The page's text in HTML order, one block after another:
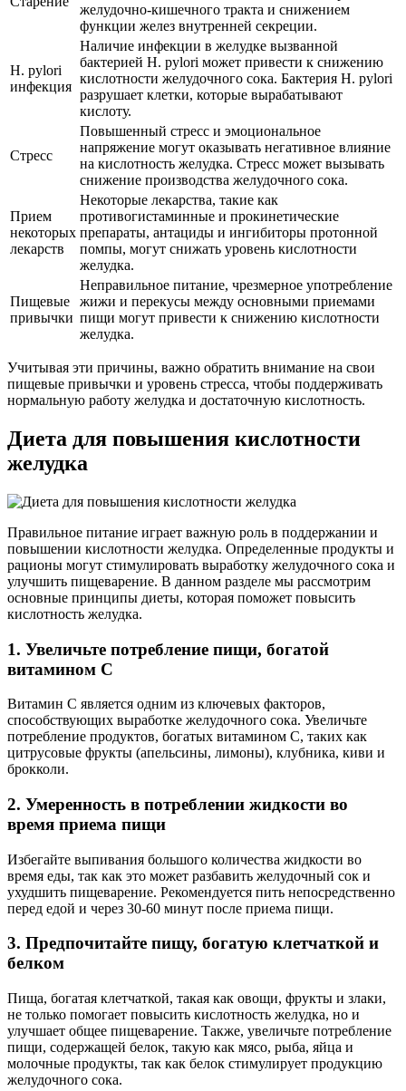
желудочно-кишечного тракта и снижением
функции желез внутренней секреции.
H. pylori
инфекция
Наличие инфекции в желудке вызванной
бактерией H. pylori может привести к снижению
кислотности желудочного сока. Бактерия H. pylori
разрушает клетки, которые вырабатывают
кислоту.
Стресс
Повышенный стресс и эмоциональное
напряжение могут оказывать негативное влияние
на кислотность желудка. Стресс может вызывать
снижение производства желудочного сока.
Прием
некоторых
лекарств
Некоторые лекарства, такие как
противогистаминные и прокинетические
препараты, антациды и ингибиторы протонной
помпы, могут снижать уровень кислотности
желудка.
Пищевые
привычки
Неправильное питание, чрезмерное употребление
жижи и перекусы между основными приемами
пищи могут привести к снижению кислотности
желудка.
Учитывая эти причины, важно обратить внимание на свои
пищевые привычки и уровень стресса, чтобы поддерживать
нормальную работу желудка и достаточную кислотность.
Диета для повышения кислотности
желудка
Правильное питание играет важную роль в поддержании и
повышении кислотности желудка. Определенные продукты и
рационы могут стимулировать выработку желудочного сока и
улучшить пищеварение. В данном разделе мы рассмотрим
основные принципы диеты, которая поможет повысить
кислотность желудка.
1. Увеличьте потребление пищи, богатой
витамином C
Витамин C является одним из ключевых факторов,
способствующих выработке желудочного сока. Увеличьте
потребление продуктов, богатых витамином C, таких как
цитрусовые фрукты (апельсины, лимоны), клубника, киви и
брокколи.
2. Умеренность в потреблении жидкости во
время приема пищи
Избегайте выпивания большого количества жидкости во
время еды, так как это может разбавить желудочный сок и
ухудшить пищеварение. Рекомендуется пить непосредственно
перед едой и через 30-60 минут после приема пищи.
3. Предпочитайте пищу, богатую клетчаткой и
белком
Пища, богатая клетчаткой, такая как овощи, фрукты и злаки,
не только помогает повысить кислотность желудка, но и
улучшает общее пищеварение. Также, увеличьте потребление
пищи, содержащей белок, такую как мясо, рыба, яйца и
молочные продукты, так как белок стимулирует продукцию
желудочного сока.